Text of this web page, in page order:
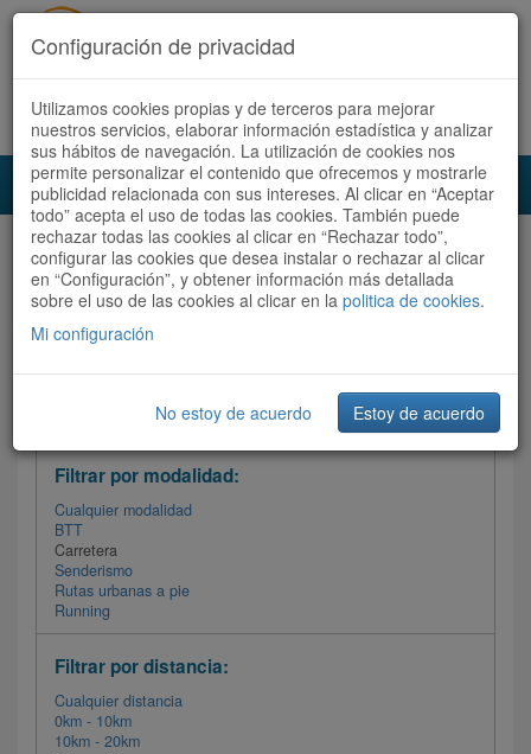
Acceder Registrate ahora Español | Català
Audioruta Todas las rutas
Todas las rutas Ordenar por:Más recientes
Filtrar las rutas
Filtrar por modalidad:
Cualquier modalidad
BTT
Carretera
Senderismo
Rutas urbanas a pie
Running
Filtrar por distancia:
Cualquier distancia
0km - 10km
10km - 20km
Configuración de privacidad
Utilizamos cookies propias y de terceros para mejorar
nuestros servicios, elaborar información estadística y analizar
sus hábitos de navegación. La utilización de cookies nos
permite personalizar el contenido que ofrecemos y mostrarle
publicidad relacionada con sus intereses. Al clicar en “Aceptar
todo” acepta el uso de todas las cookies. También puede
rechazar todas las cookies al clicar en “Rechazar todo”,
configurar las cookies que desea instalar o rechazar al clicar
en “Configuración”, y obtener información más detallada
sobre el uso de las cookies al clicar en la politica de cookies.
Mi configuración
No estoy de acuerdo Estoy de acuerdo